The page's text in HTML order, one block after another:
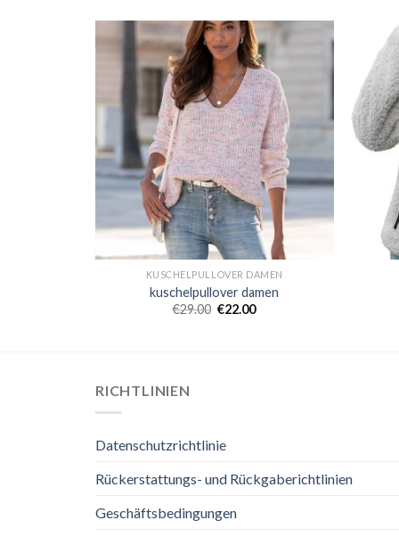
KUSCHELPULLOVER DAMEN
kuschelpullover damen
€29.00 €22.00
RICHTLINIEN
Datenschutzrichtlinie
Rückerstattungs- und Rückgaberichtlinien
Geschäftsbedingungen